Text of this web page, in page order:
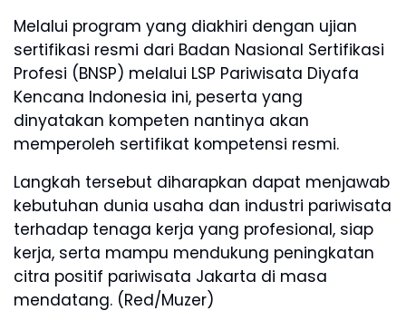
Melalui program yang diakhiri dengan ujian
sertifikasi resmi dari Badan Nasional Sertifikasi
Profesi (BNSP) melalui LSP Pariwisata Diyafa
Kencana Indonesia ini, peserta yang
dinyatakan kompeten nantinya akan
memperoleh sertifikat kompetensi resmi.
Langkah tersebut diharapkan dapat menjawab
kebutuhan dunia usaha dan industri pariwisata
terhadap tenaga kerja yang profesional, siap
kerja, serta mampu mendukung peningkatan
citra positif pariwisata Jakarta di masa
mendatang. (Red/Muzer)